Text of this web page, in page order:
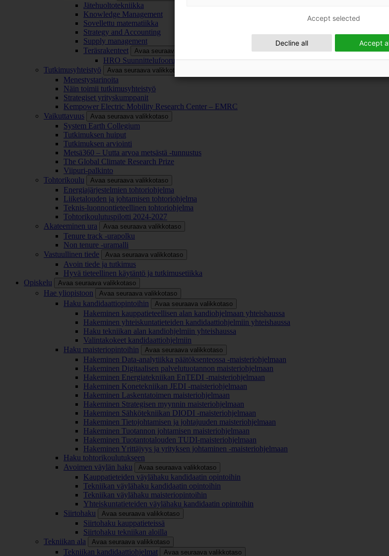
Jätehuoltotekniikka
Knowledge Management
Sovellettu matematiikka
Strategy and Accounting
Supply management
Teräsrakenteet
Avaa seuraava valikkotaso
HRO Suunnittelufoorumi
Tutkimusyhteistyö
Avaa seuraava valikkotaso
Menestystarinoita
Näin toimii tutkimusyhteistyö
Strategiset yrityskumppanit
Kempower Electric Mobility Research Center – EMRC
Vaikuttavuus
Avaa seuraava valikkotaso
System Earth Collegium
Tutkimuksen huiput
Tutkimuksen arviointi
Metsä360 – Uutta arvoa metsästä -tunnustus
The Global Climate Research Prize
Viipuri-palkinto
Tohtorikoulu
Avaa seuraava valikkotaso
Energiajärjestelmien tohtoriohjelma
Liiketalouden ja johtamisen tohtoriohjelma
Teknis-luonnontieteellinen tohtoriohjelma
Tohtorikoulutuspilotti 2024-2027
Akateeminen ura
Avaa seuraava valikkotaso
Tenure track -urapolku
Non tenure -uramalli
Vastuullinen tiede
Avaa seuraava valikkotaso
Avoin tiede ja tutkimus
Hyvä tieteellinen käytäntö ja tutkimusetiikka
Opiskelu
Avaa seuraava valikkotaso
Hae yliopistoon Avaa seuraava valikkotaso
Haku kandidaattiopintoihin Avaa seuraava valikkotaso
Hakeminen kauppatieteellisen alan kandiohjelmaan yhteishaussa
Hakeminen yhteiskuntatieteiden kandidaattiohjelmiin yhteishaussa
Haku tekniikan alan kandiohjelmiin yhteishaussa
Valintakokeet kandidaattiohjelmiin
Haku maisteriopintoihin
Avaa seuraava valikkotaso
Hakeminen Data-analytiikka päätöksenteossa -maisteriohjelmaan
Hakeminen Digitaalisen palvelutuotannon maisteriohjelmaan
Hakeminen Energiatekniikan EnTEDI -maisteriohjelmaan
Hakeminen Konetekniikan JEDI -maisteriohjelmaan
Hakeminen Laskentatoimen maisteriohjelmaan
Hakeminen Strategisen myynnin maisteriohjelmaan
Hakeminen Sähkötekniikan DIODI -maisteriohjelmaan
Hakeminen Tietojohtamisen ja johtajuuden maisteriohjelmaan
Hakeminen Tuotannon johtamisen maisteriohjelmaan
Hakeminen Tuotantotalouden TUDI-maisteriohjelmaan
Hakeminen Yrittäjyys ja yrityksen johtaminen -maisteriohjelmaan
Haku tohtorikoulutukseen
Avoimen väylän haku
Avaa seuraava valikkotaso
Kauppatieteiden väylähaku kandidaatin opintoihin
Tekniikan väylähaku kandidaatin opintoihin
Tekniikan väylähaku maisteriopintoihin
Yhteiskuntatieteiden väylähaku kandidaatin opintoihin
Siirtohaku
Avaa seuraava valikkotaso
Siirtohaku kauppatieteissä
Siirtohaku tekniikan aloilla
Tekniikan ala
Avaa seuraava valikkotaso
Tekniikan kandidaattiohjelmat Avaa seuraava valikkotaso
Accept
Decline all
Accept selected